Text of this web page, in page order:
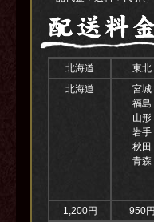
北海道 東北
北海道
宮城
福島
山形
岩手
秋田
青森
1,200円 950円